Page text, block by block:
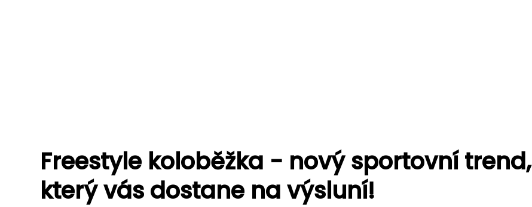
Freestyle koloběžka - nový sportovní trend,
který vás dostane na výsluní!